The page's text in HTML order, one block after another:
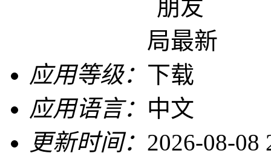
应用等级：
应用语言： 中文
更新时间： 2026-08-08